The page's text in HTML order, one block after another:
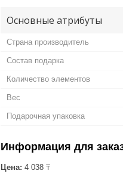
Основные атрибуты
Страна производитель
Состав подарка
Количество элементов
Вес
Подарочная упаковка
Информация для
Цена: 4 038 ₸